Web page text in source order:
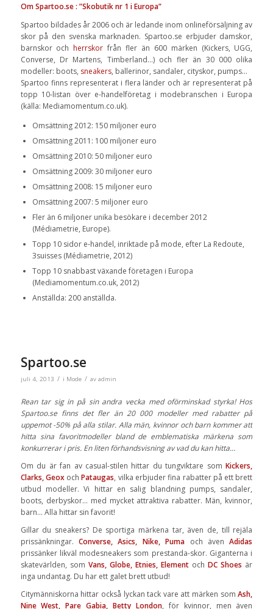
Om Spartoo.se : ”Skobutik nr 1 i Europa”
Spartoo bildades år 2006 och är ledande inom onlineförsäljning av
skor på den svenska marknaden. Spartoo.se erbjuder damskor,
barnskor och herrskor från fler än 600 märken (Kickers, UGG,
Converse, Dr Martens, Timberland…) och fler än 30 000 olika
modeller: boots, sneakers, ballerinor, sandaler, cityskor, pumps…
Spartoo finns representerat i flera länder och är representerat på
topp 10-listan över e-handelföretag i modebranschen i Europa
(källa: Mediamomentum.co.uk).
Omsättning 2012: 150 miljoner euro
Omsättning 2011: 100 miljoner euro
Omsättning 2010: 50 miljoner euro
Omsättning 2009: 30 miljoner euro
Omsättning 2008: 15 miljoner euro
Omsättning 2007: 5 miljoner euro
Fler än 6 miljoner unika besökare i december 2012
(Médiametrie, Europe).
Topp 10 sidor e-handel, inriktade på mode, efter La Redoute,
3suisses (Médiametrie, 2012)
Topp 10 snabbast växande företagen i Europa
(Mediamomentum.co.uk, 2012)
Anställda: 200 anställda.
Spartoo.se
juli 4, 2013 / i Mode / av admin
Rean tar sig in på sin andra vecka med oförminskad styrka! Hos
Spartoo.se finns det fler än 20 000 modeller med rabatter på
uppemot -50% på alla stilar. Alla män, kvinnor och barn kommer att
hitta sina favoritmodeller bland de emblematiska märkena som
konkurrerar i pris. En liten förhandsvisning av vad du kan hitta…
Om du är fan av casual-stilen hittar du tungviktare somKickers,
Clarks, GeoxochPataugas, vilka erbjuder fina rabatter på ett brett
utbud modeller. Vi hittar en salig blandning pumps, sandaler,
boots, derbyskor… med mycket attraktiva rabatter. Män, kvinnor,
barn… Alla hittar sin favorit!
Gillar du sneakers? De sportiga märkena tar, även de, till rejäla
prissänkningar. Converse, Asics, Nike, Puma och ävenAdidas
prissänker likväl modesneakers som prestanda-skor. Giganterna i
skatevärlden, som Vans, Globe, Etnies, Element ochDC Shoes är
inga undantag. Du har ett galet brett utbud!
Citymänniskorna hittar också lyckan tack vare att märken somAsh,
Nine West, Pare Gabia, Betty London, för kvinnor, men även